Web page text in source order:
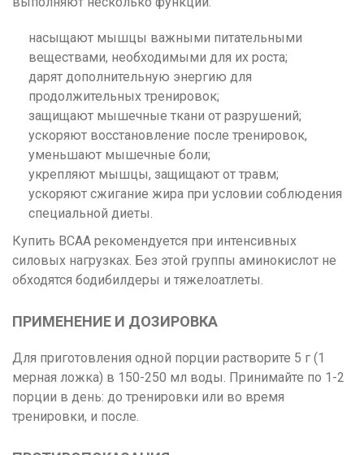
насыщают мышцы важными питательными
веществами, необходимыми для их роста;
дарят дополнительную энергию для
продолжительных тренировок;
защищают мышечные ткани от разрушений;
ускоряют восстановление после тренировок,
уменьшают мышечные боли;
укрепляют мышцы, защищают от травм;
ускоряют сжигание жира при условии соблюдения
специальной диеты.
Купить BCAA рекомендуется при интенсивных
силовых нагрузках. Без этой группы аминокислот не
обходятся бодибилдеры и тяжелоатлеты.
ПРИМЕНЕНИЕ И ДОЗИРОВКА
Для приготовления одной порции растворите 5 г (1
мерная ложка) в 150-250 мл воды. Принимайте по 1-2
порции в день: до тренировки или во время
тренировки, и после.